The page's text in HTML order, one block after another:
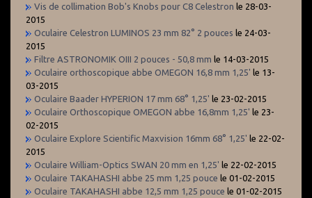
Vis de collimation Bob's Knobs pour C8 Celestron le 28-03-
2015
Oculaire Celestron LUMINOS 23 mm 82° 2 pouces le 24-03-
2015
Filtre ASTRONOMIK OIII 2 pouces - 50,8 mm le 14-03-2015
Oculaire orthoscopique abbe OMEGON 16,8 mm 1,25' le 13-
03-2015
Oculaire Baader HYPERION 17 mm 68° 1,25' le 23-02-2015
Oculaire Orthoscopique OMEGON abbe 16,8mm 1,25' le 23-
02-2015
Oculaire Explore Scientific Maxvision 16mm 68° 1,25' le 22-02-
2015
Oculaire William-Optics SWAN 20 mm en 1,25' le 22-02-2015
Oculaire TAKAHASHI abbe 25 mm 1,25 pouce le 01-02-2015
Oculaire TAKAHASHI abbe 12,5 mm 1,25 pouce le 01-02-2015